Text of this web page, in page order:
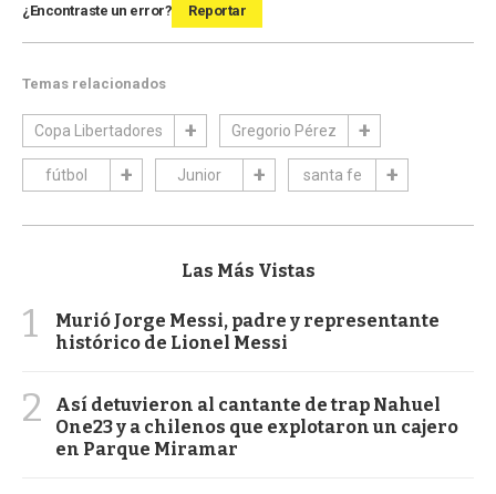
¿Encontraste un error? Reportar
Temas relacionados
Copa Libertadores Gregorio Pérez
fútbol Junior santa fe
Las Más Vistas
1
Murió Jorge Messi, padre y representante
histórico de Lionel Messi
2
Así detuvieron al cantante de trap Nahuel
One23 y a chilenos que explotaron un cajero
en Parque Miramar